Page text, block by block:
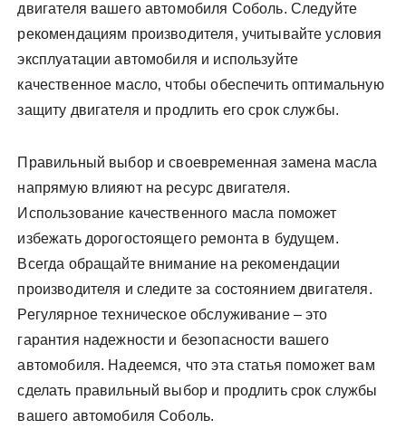
двигателя вашего автомобиля Соболь. Следуйте
рекомендациям производителя‚ учитывайте условия
эксплуатации автомобиля и используйте
качественное масло‚ чтобы обеспечить оптимальную
защиту двигателя и продлить его срок службы.
Правильный выбор и своевременная замена масла
напрямую влияют на ресурс двигателя.
Использование качественного масла поможет
избежать дорогостоящего ремонта в будущем.
Всегда обращайте внимание на рекомендации
производителя и следите за состоянием двигателя.
Регулярное техническое обслуживание – это
гарантия надежности и безопасности вашего
автомобиля. Надеемся‚ что эта статья поможет вам
сделать правильный выбор и продлить срок службы
вашего автомобиля Соболь.